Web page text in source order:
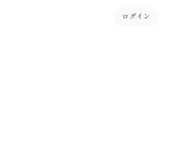
ログイン